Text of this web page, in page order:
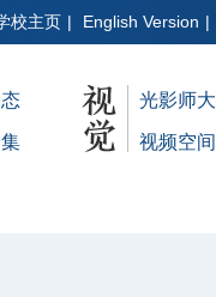
校主页 | English Version |
光影师大
视频空间